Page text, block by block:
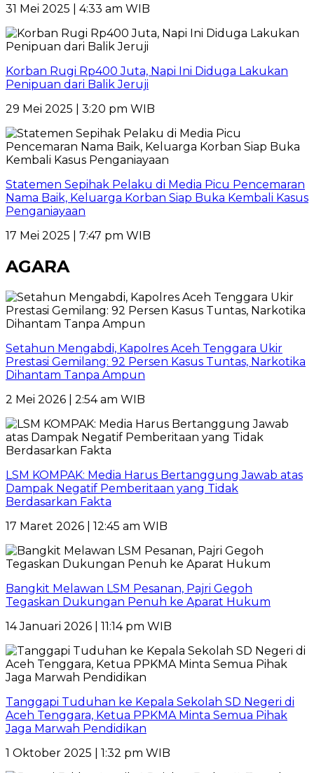
31 Mei 2025 | 4:33 am WIB
Korban Rugi Rp400 Juta, Napi Ini Diduga Lakukan
Penipuan dari Balik Jeruji
29 Mei 2025 | 3:20 pm WIB
Statemen Sepihak Pelaku di Media Picu Pencemaran
Nama Baik, Keluarga Korban Siap Buka Kembali Kasus
Penganiayaan
17 Mei 2025 | 7:47 pm WIB
AGARA
Setahun Mengabdi, Kapolres Aceh Tenggara Ukir
Prestasi Gemilang: 92 Persen Kasus Tuntas, Narkotika
Dihantam Tanpa Ampun
2 Mei 2026 | 2:54 am WIB
LSM KOMPAK: Media Harus Bertanggung Jawab atas
Dampak Negatif Pemberitaan yang Tidak
Berdasarkan Fakta
17 Maret 2026 | 12:45 am WIB
Bangkit Melawan LSM Pesanan, Pajri Gegoh
Tegaskan Dukungan Penuh ke Aparat Hukum
14 Januari 2026 | 11:14 pm WIB
Tanggapi Tuduhan ke Kepala Sekolah SD Negeri di
Aceh Tenggara, Ketua PPKMA Minta Semua Pihak
Jaga Marwah Pendidikan
1 Oktober 2025 | 1:32 pm WIB